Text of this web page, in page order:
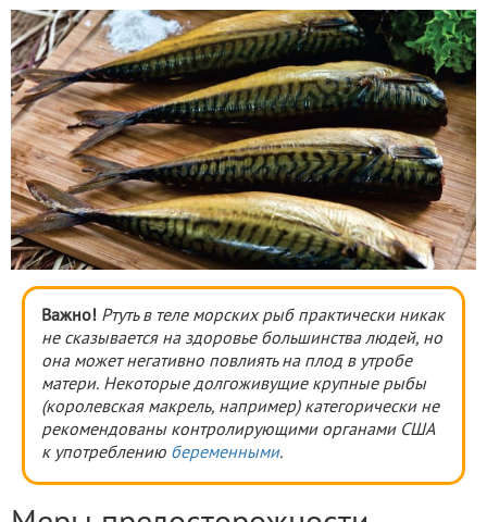
Важно! Ртуть в теле морских рыб практически никак
не сказывается на здоровье большинства людей, но
она может негативно повлиять на плод в утробе
матери. Некоторые долгоживущие крупные рыбы
(королевская макрель, например) категорически не
рекомендованы контролирующими органами США
к употреблению беременными.